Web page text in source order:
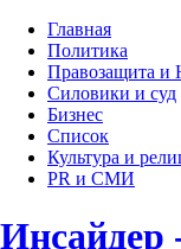
Главная
Политика
Правозащита
Силовики и суд
Бизнес
Список
Культура и
PR и СМИ
Инсайдер